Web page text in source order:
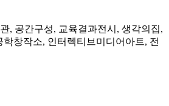
, 공간구성, 교육결과전시, 생각의집,
창작소, 인터렉티브미디어아트, 전